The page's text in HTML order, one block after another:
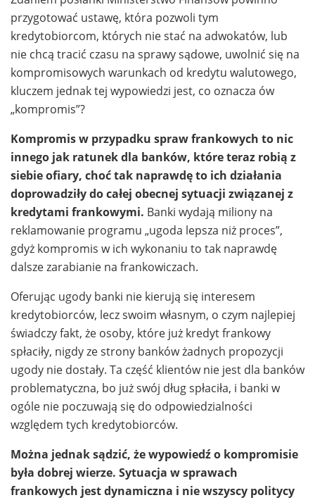
przygotować ustawę, która pozwoli tym
kredytobiorcom, których nie stać na adwokatów, lub
nie chcą tracić czasu na sprawy sądowe, uwolnić się na
kompromisowych warunkach od kredytu walutowego,
kluczem jednak tej wypowiedzi jest, co oznacza ów
„kompromis”?
Kompromis w przypadku spraw frankowych to nic
innego jak ratunek dla banków, które teraz robią z
siebie ofiary, choć tak naprawdę to ich działania
doprowadziły do całej obecnej sytuacji związanej z
kredytami frankowymi. Banki wydają miliony na
reklamowanie programu „ugoda lepsza niż proces”,
gdyż kompromis w ich wykonaniu to tak naprawdę
dalsze zarabianie na frankowiczach.
Oferując ugody banki nie kierują się interesem
kredytobiorców, lecz swoim własnym, o czym najlepiej
świadczy fakt, że osoby, które już kredyt frankowy
spłaciły, nigdy ze strony banków żadnych propozycji
ugody nie dostały. Ta część klientów nie jest dla banków
problematyczna, bo już swój dług spłaciła, i banki w
ogóle nie poczuwają się do odpowiedzialności
względem tych kredytobiorców.
Można jednak sądzić, że wypowiedź o kompromisie
była dobrej wierze. Sytuacja w sprawach
frankowych jest dynamiczna i nie wszyscy politycy